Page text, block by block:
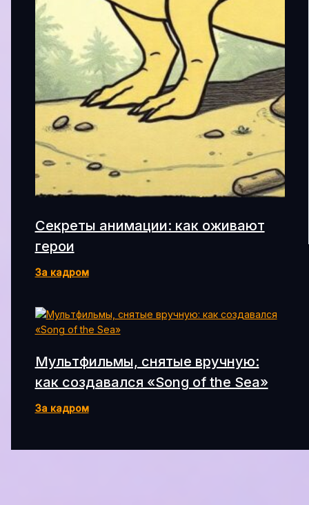
Секреты анимации: как оживают
герои
За кадром
Мультфильмы, снятые вручную:
как создавался «Song of the Sea»
За кадром